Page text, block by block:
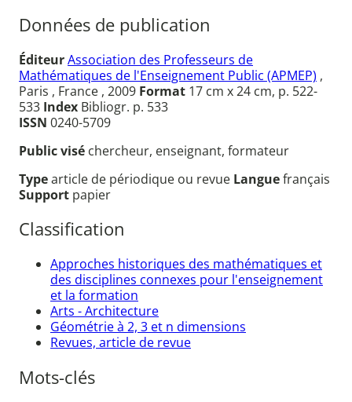
Données de publication
ÉditeurAssociation des Professeurs de
Mathématiques de l'Enseignement Public (APMEP) ,
Paris , France , 2009 Format 17 cm x 24 cm, p. 522-
533 Index Bibliogr. p. 533
ISSN 0240-5709
Public visé chercheur, enseignant, formateur
Typearticle de périodique ou revue Languefrançais
Support papier
Classification
Approches historiques des mathématiques et
des disciplines connexes pour l'enseignement
et la formation
Arts - Architecture
Géométrie à 2, 3 et n dimensions
Revues, article de revue
Mots-clés